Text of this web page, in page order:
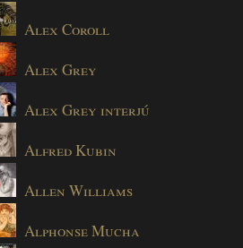
Alex Coroll
Alex Grey
Alex Grey interjú
Alfred Kubin
Allen Williams
Alphonse Mucha